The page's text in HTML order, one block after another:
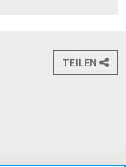
TEILEN